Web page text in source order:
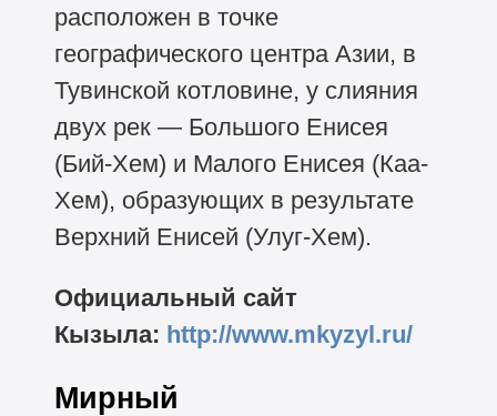
расположен в точке
географического центра Азии, в
Тувинской котловине, у слияния
двух рек — Большого Енисея
(Бий-Хем) и Малого Енисея (Каа-
Хем), образующих в результате
Верхний Енисей (Улуг-Хем).
Официальный сайт
Кызыла: http://www.mkyzyl.ru/
Мирный